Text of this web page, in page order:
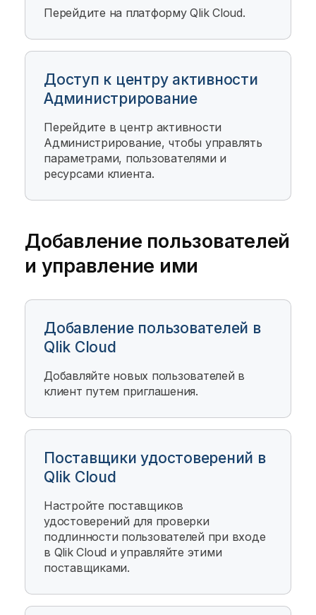
Перейдите на платформуQlik Cloud.
Доступ к центру активности
Администрирование
Перейдите в центр активности
Администрирование, чтобы управлять
параметрами, пользователями и
ресурсами клиента.
Добавление пользователей
и управление ими
Добавление пользователей в
Qlik Cloud
Добавляйте новых пользователей в
клиент путем приглашения.
Поставщики удостоверений в
Qlik Cloud
Настройте поставщиков
удостоверений для проверки
подлинности пользователей при входе
в Qlik Cloud и управляйте этими
поставщиками.